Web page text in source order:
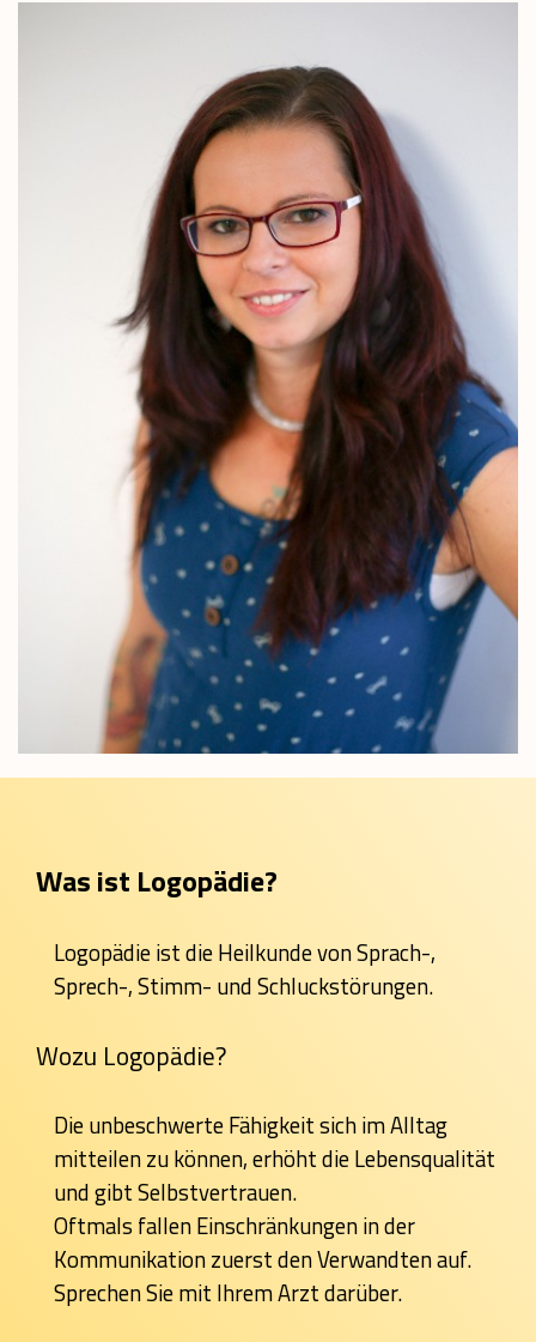
Was ist Logopädie?
Logopädie ist die Heilkunde von Sprach-,
Sprech-, Stimm- und Schluckstörungen.
Wozu Logopädie?
Die unbeschwerte Fähigkeit sich im Alltag
mitteilen zu können, erhöht die Lebensqualität
und gibt Selbstvertrauen.
Oftmals fallen Einschränkungen in der
Kommunikation zuerst den Verwandten auf.
Sprechen Sie mit Ihrem Arzt darüber.